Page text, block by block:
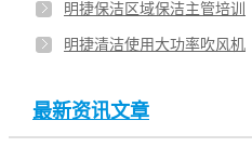
明捷保洁区域保洁主管培训
明捷清洁使用大功率吹风机
最新资讯文章